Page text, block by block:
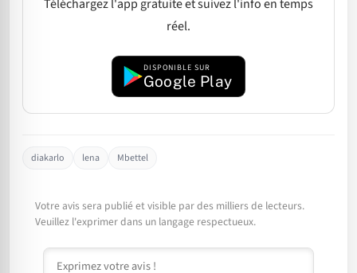
Téléchargez l'app gratuite et suivez l'info en temps
réel.
DISPONIBLE SUR
Google Play
diakarlo lena Mbettel
Votre avis sera publié et visible par des milliers de lecteurs.
Veuillez l'exprimer dans un langage respectueux.
Commentaire